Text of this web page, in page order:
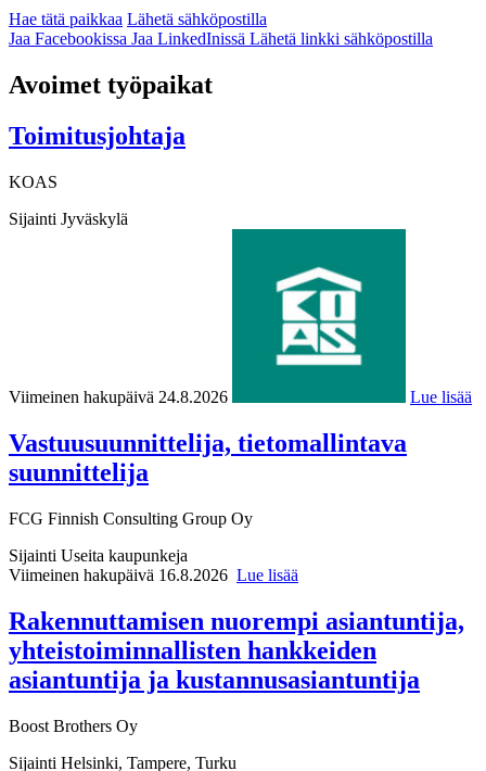
Hae tätä paikkaa Lähetä sähköpostilla
Jaa Facebookissa Jaa LinkedInissä Lähetä linkki sähköpostilla
Avoimet työpaikat
Toimitusjohtaja
KOAS
Sijainti Jyväskylä
Viimeinen hakupäivä 24.8.2026 Lue lisää
Vastuusuunnittelija, tietomallintava
suunnittelija
FCG Finnish Consulting Group Oy
Sijainti Useita kaupunkeja
Viimeinen hakupäivä 16.8.2026 Lue lisää
Rakennuttamisen nuorempi asiantuntija,
yhteistoiminnallisten hankkeiden
asiantuntija ja kustannusasiantuntija
Boost Brothers Oy
Sijainti Helsinki, Tampere, Turku